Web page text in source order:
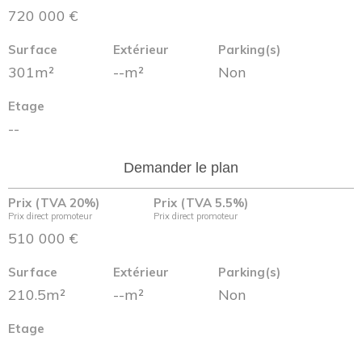
720 000 €
Surface
301m²
Extérieur
--m²
Parking(s)
Non
Etage
--
Demander le plan
Prix (TVA 20%)
Prix direct promoteur
510 000 €
Prix (TVA 5.5%)
Prix direct promoteur
Surface
210.5m²
Extérieur
--m²
Parking(s)
Non
Etage